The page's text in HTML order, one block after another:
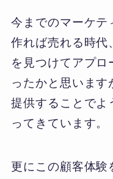
今までのマーケテ
作れば売れる時代
を見つけてアプ
ったかと思いま
提供することでよ
ってきています。
更にこの顧客体験